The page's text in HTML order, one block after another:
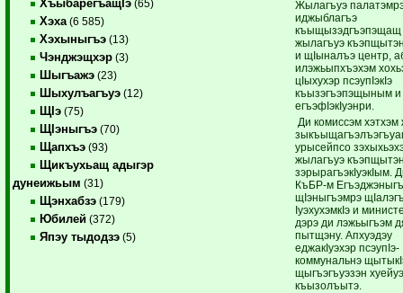
ХъыбарегъащIэ (65)
Хэха (6 585)
Хэхыныгъэ (13)
Чэнджэщхэр (3)
Шыгъажэ (23)
Шыхулъагъуэ (12)
ЩIэ (75)
ЩIэныгъэ (70)
Щапхъэ (93)
Щикъухьащ адыгэр
дунеижьым (31)
Щэнхабзэ (179)
Юбилей (372)
Япэу тыдодзэ (5)
Жылагъуэ
иджыблагъэ
жылагъуэ
и щIыналъэ центр,
илэжьыпхъэхэм
цIыхухэр псэупIэкIэ
къызэгъэпэщыным и
егъэфIэкIуэнри.
Ди комиссэм
урысейпсо
жылагъуэ
зэрырагъэкIуэкIым.
КъБР-м
щIэныгъэмрэ
IуэхухэмкIэ и
дэрэ ди лэжьыгъэм
пытщэну. Апхуэдэу
еджакIуэхэр псэупIэ-
коммунальнэ
щыгъэгъуэзэн хуейуэ
къызолъытэ.